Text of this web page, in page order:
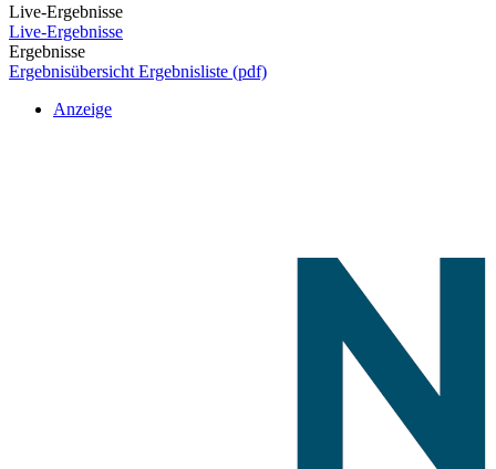
Live-Ergebnisse
Live-Ergebnisse
Ergebnisse
Ergebnisübersicht Ergebnisliste (pdf)
Anzeige